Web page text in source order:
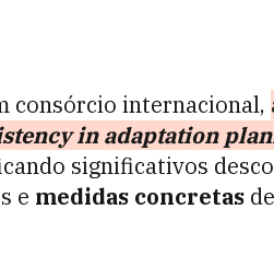
consórcio internacional,
in adaptation
significativos
e medidas concretas